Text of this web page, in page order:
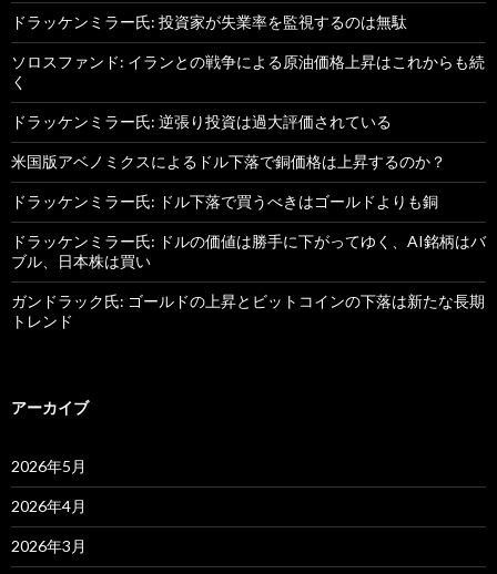
ドラッケンミラー氏: 投資家が失業率を監視するのは無駄
ソロスファンド: イランとの戦争による原油価格上昇はこれからも続
く
ドラッケンミラー氏: 逆張り投資は過大評価されている
米国版アベノミクスによるドル下落で銅価格は上昇するのか？
ドラッケンミラー氏: ドル下落で買うべきはゴールドよりも銅
ドラッケンミラー氏: ドルの価値は勝手に下がってゆく、AI銘柄はバ
ブル、日本株は買い
ガンドラック氏: ゴールドの上昇とビットコインの下落は新たな長期
トレンド
アーカイブ
2026年5月
2026年4月
2026年3月